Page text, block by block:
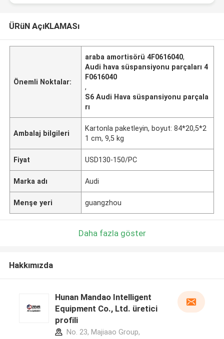
ÜRüN AçıKLAMASı
Önemli Noktalar:
araba amortisörü 4F0616040,
Audi hava süspansiyonu parçaları 4
F0616040
,
S6 Audi Hava süspansiyonu parçala
rı
Ambalaj bilgileri
Kartonla paketleyin, boyut: 84*20,5*2
1 cm, 9,5 kg
Fiyat USD130-150/PC
Marka adı Audi
Menşe yeri guangzhou
Daha fazla göster
Hakkımızda
Hunan Mandao Intelligent
Equipment Co., Ltd. üretici
profili
No. 23, Majiaao Group,